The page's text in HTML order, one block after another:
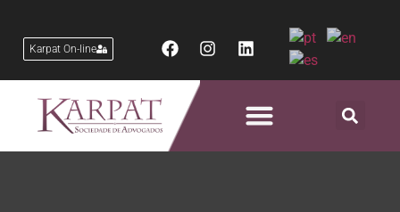
Karpat On-line